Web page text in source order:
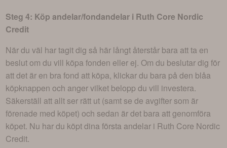
Steg 4: Köp andelar/fondandelar i Ruth Core Nordic
Credit
När du väl har tagit dig så här långt återstår bara att ta en
beslut om du vill köpa fonden eller ej. Om du beslutar dig för
att det är en bra fond att köpa, klickar du bara på den blåa
köpknappen och anger vilket belopp du vill investera.
Säkerställ att allt ser rätt ut (samt se de avgifter som är
förenade med köpet) och sedan är det bara att genomföra
köpet. Nu har du köpt dina första andelar i Ruth Core Nordic
Credit.